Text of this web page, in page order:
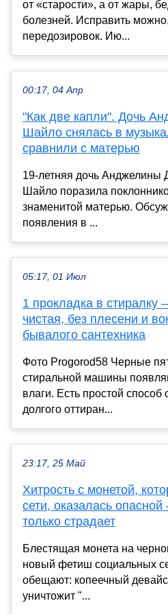
от «старости», а от жары,
болезней. Исправить
передозировок. Ию...
00:17, 04 Апр
"Как две капли". Дочь
Шайло снялась в
сравнили с матерью
19-летняя дочь Анджелины
Шайло поразила
знаменитой матерью.
появления в ...
05:17, 01 Июл
1 прокладка в стиралку
чистая, без плесени и
бывалого сантехника
Фото Progorod58 Черные
стиральной машины
влаги. Есть простой способ
долгого оттиран...
23:17, 25 Май
Хитрость с монетой,
сети, оказалась
только страдает
Блестящая монета на
новый фетиш социальных
обещают: копеечный девайс
уничтожит "...